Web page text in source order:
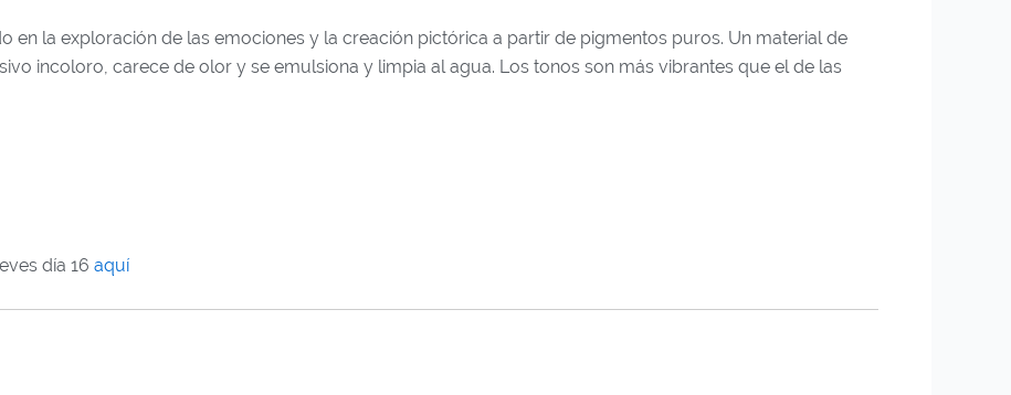
en la exploración de las emociones y la creación pictórica a partir de pigmentos puros. Un material de
incoloro, carece de olor y se emulsiona y limpia al agua. Los tonos son más vibrantes que el de las
día 16 aquí